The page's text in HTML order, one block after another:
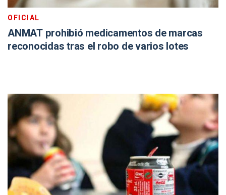
OFICIAL
ANMAT prohibió medicamentos de marcas
reconocidas tras el robo de varios lotes